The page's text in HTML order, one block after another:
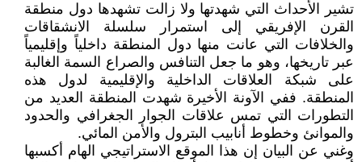
تشير الأحداث التي شهدتها ولا زالت تشهدها دول منطقة
القرن الإفريقي إلى استمرار سلسلة الانشقاقات
والخلافات التي عانت منها دول المنطقة داخلياً وإقليمياً
عبر تاريخها، وهو ما جعل التنافس والصراع السمة الغالبة
على شبكة العلاقات الداخلية والإقليمية لدول هذه
المنطقة. ففي الآونة الأخيرة شهدت المنطقة العديد من
التطورات التي تمس علاقات الجوار الجغرافي والحدود
والموانئ وخطوط أنابيب البترول والأمن المائي.
وغني عن البيان إن هذا الموقع الاستراتيجي الهام أكسبها